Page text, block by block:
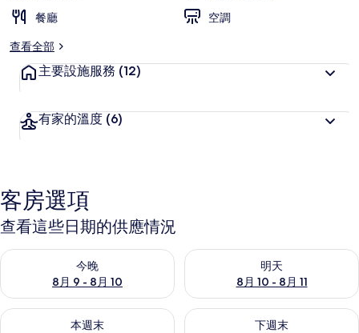
餐廳
空調
查看全部
主要設施服務 (12)
有家的溫度 (6)
客房選項
查看這些日期的供應情況
今晚
8月 9 - 8月 10
查看今晚 (8月 9 - 8月 10) 的供應情況
明天
8月 10 - 8月 11
查看明天 (8月 10 - 8月 11) 的
本週末
查看本週末 (8月 14 - 8月 16) 的供應情況
下週末
查看下週末 (8月 21 - 8月 23)